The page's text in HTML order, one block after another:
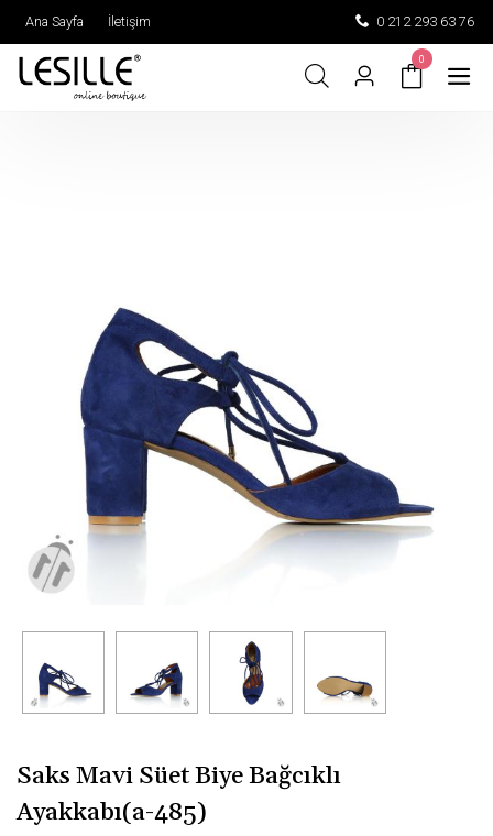
Ana Sayfa İletişim 0 212 293 63 76
0
Saks Mavi Süet Biye Bağcıklı
Ayakkabı(a-485)